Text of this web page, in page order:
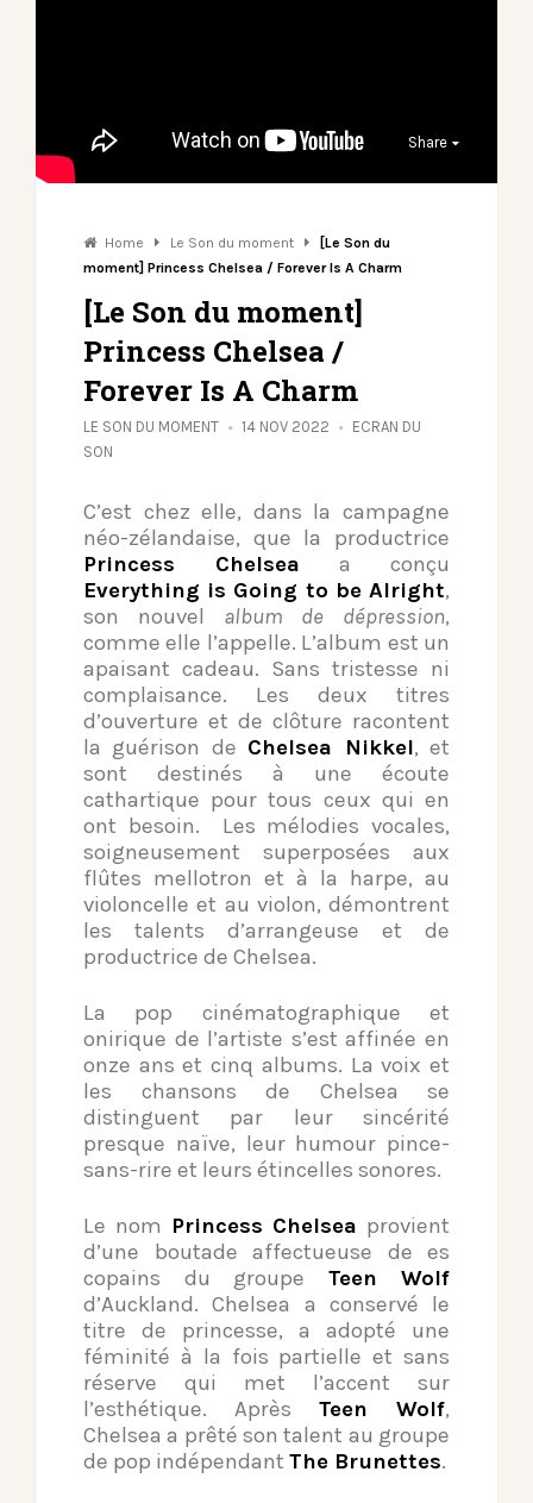
Share
Home Le Son du moment
[Le Son du
moment] Princess Chelsea / Forever Is A Charm
[Le Son du moment]
Princess Chelsea /
Forever Is A Charm
LE SON DU MOMENT 14 NOV 2022
ECRAN DU
SON
C’est chez elle, dans la campagne
néo-zélandaise, que la productrice
Princess Chelsea a conçu
Everything is Going to be Alright,
son nouvel album de dépression,
comme elle l’appelle. L’album est un
apaisant cadeau. Sans tristesse ni
complaisance. Les deux titres
d’ouverture et de clôture racontent
la guérison de Chelsea Nikkel, et
sont destinés à une écoute
cathartique pour tous ceux qui en
ont besoin. Les mélodies vocales,
soigneusement superposées aux
flûtes mellotron et à la harpe, au
violoncelle et au violon, démontrent
les talents d’arrangeuse et de
productrice de Chelsea.
La pop cinématographique et
onirique de l’artiste s’est affinée en
onze ans et cinq albums. La voix et
les chansons de Chelsea se
distinguent par leur sincérité
presque naïve, leur humour pince-
sans-rire et leurs étincelles sonores.
Le nom Princess Chelsea provient
d’une boutade affectueuse de es
copains du groupe Teen Wolf
d’Auckland. Chelsea a conservé le
titre de princesse, a adopté une
féminité à la fois partielle et sans
réserve qui met l’accent sur
l’esthétique. Après Teen Wolf,
Chelsea a prêté son talent au groupe
de pop indépendant The Brunettes.